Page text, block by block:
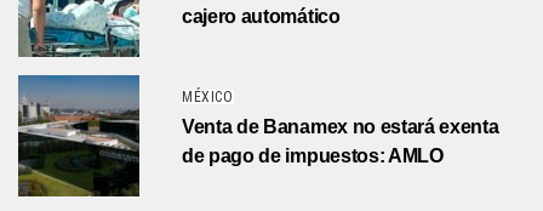
cajero automático
MÉXICO
Venta de Banamex no estará exenta
de pago de impuestos: AMLO